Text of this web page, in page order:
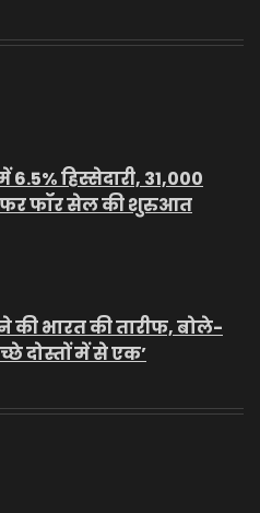
हिस्सेदारी, 31,000
फॉर सेल की शुरुआत
की भारत की तारीफ, बोले-
दोस्तों में से एक’